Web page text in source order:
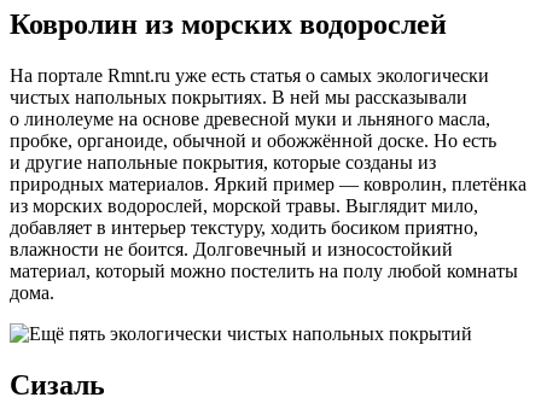
Ковролин из морских водорослей
На портале Rmnt.ru уже есть статья о самых экологически
чистых напольных покрытиях. В ней мы рассказывали
о линолеуме на основе древесной муки и льняного масла,
пробке, органоиде, обычной и обожжённой доске. Но есть
и другие напольные покрытия, которые созданы из
природных материалов. Яркий пример — ковролин, плетёнка
из морских водорослей, морской травы. Выглядит мило,
добавляет в интерьер текстуру, ходить босиком приятно,
влажности не боится. Долговечный и износостойкий
материал, который можно постелить на полу любой комнаты
дома.
Сизаль